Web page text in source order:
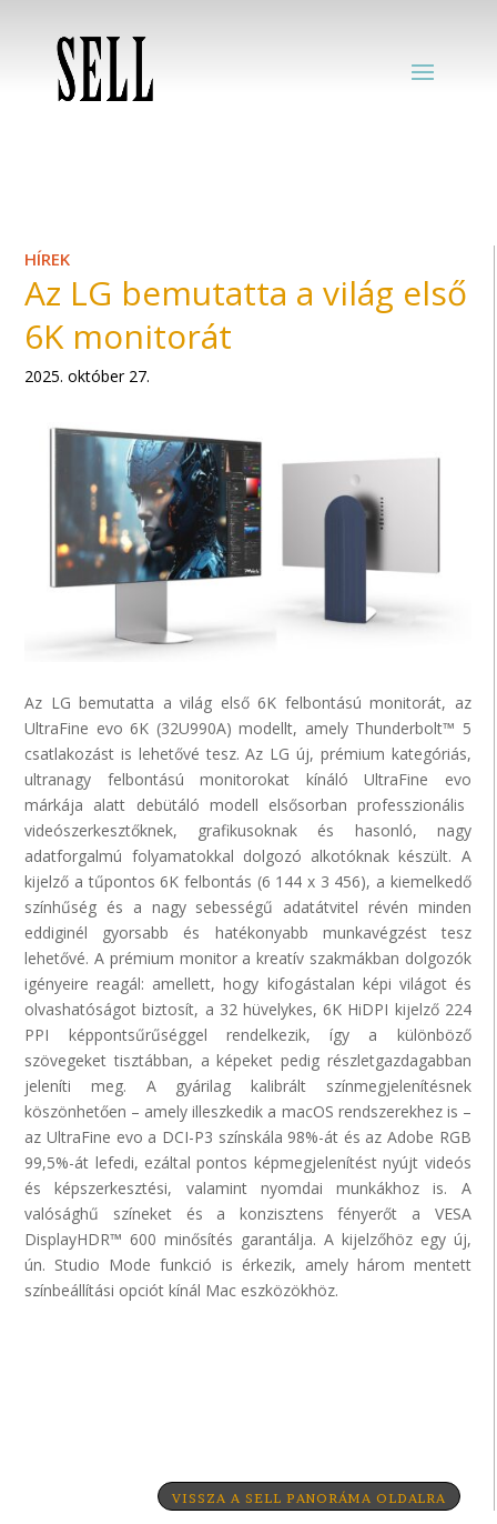
HÍREK
Az LG bemutatta a világ első
6K monitorát
2025. október 27.
Az LG bemutatta a világ első 6K felbontásúmonitorát, az
UltraFine evo 6K (32U990A) modellt, amely Thunderbolt™ 5
csatlakozást is lehetővé tesz. Az LG új, prémium kategóriás,
ultranagy felbontású monitorokat kínálóUltraFine
evo
márkája alatt debütáló modell elsősorban professzionális
videószerkesztőknek, grafikusoknak és hasonló, nagy
adatforgalmú folyamatokkal dolgozó alkotóknak készült. A
kijelző a tűpontos 6K felbontás (6 144 x 3 456), a kiemelkedő
színhűség és a nagy sebességű adatátvitel révén minden
eddiginél gyorsabb és hatékonyabb munkavégzést tesz
lehetővé. A prémium monitor a kreatív szakmákban dolgozók
igényeire reagál: amellett, hogy kifogástalan képi világot és
olvashatóságot biztosít, a 32 hüvelykes, 6K HiDPI kijelző 224
PPI képpontsűrűséggel rendelkezik, így a különböző
szövegeket tisztábban, a képeket pedig részletgazdagabban
jeleníti meg. A gyárilag kalibrált színmegjelenítésnek
köszönhetően – amely illeszkedik a macOS rendszerekhez is –
az UltraFine evo a DCI-P3 színskála 98%-át és az Adobe RGB
99,5%-át lefedi, ezáltal pontos képmegjelenítést nyújt videós
és képszerkesztési, valamint nyomdai munkákhoz is. A
valósághű színeket és a konzisztens fényerőt a VESA
DisplayHDR™ 600 minősítés garantálja. A kijelzőhöz egy új,
ún. Studio Mode funkció is érkezik, amely három mentett
színbeállítási opciót kínál Mac eszközökhöz.
VISSZA A SELL PANORÁMA OLDALRA